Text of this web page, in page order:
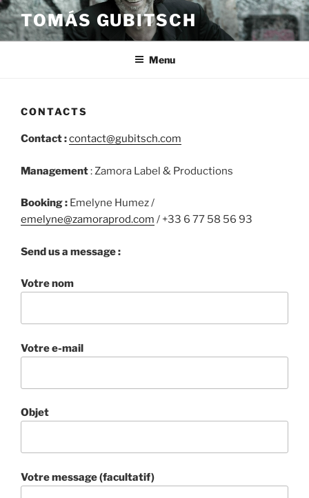
Skip
to
content
TOMÁS GUBITSCH
Menu
CONTACTS
Contact :contact@gubitsch.com
Management: Zamora Label & Productions
Booking : Emelyne Humez /
emelyne@zamoraprod.com / +33 6 77 58 56 93
Send us a message :
Votre nom
Votre e-mail
Objet
Votre message (facultatif)